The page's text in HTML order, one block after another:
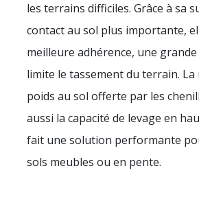
les terrains difficiles. Grâce à sa
contact au sol plus importante,
meilleure adhérence, une
limite le tassement du terrain.
poids au sol offerte par les
aussi la capacité de levage en
fait une solution performante
sols meubles ou en pente.